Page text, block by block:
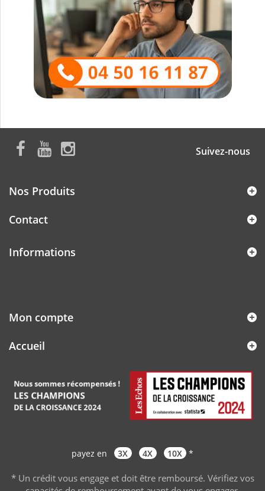
Suivez-nous
Nos Produits
Contact
Informations
Mon compte
Accueil
payez en 3X 4X 10X *
* Un crédit vous engage et doit être remboursé. Vérifiez vos